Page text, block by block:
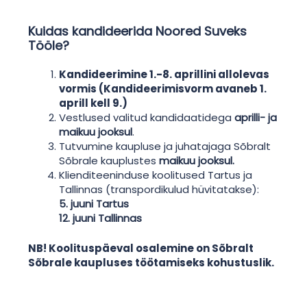
Kuidas kandideerida Noored Suveks
Tööle?
Kandideerimine 1.-8. aprillini allolevas
vormis (Kandideerimisvorm avaneb 1.
aprill kell 9.)
Vestlused valitud kandidaatidega aprilli- ja
maikuu jooksul.
Tutvumine kaupluse ja juhatajaga Sõbralt
Sõbrale kauplustesmaikuu jooksul.
Klienditeeninduse koolitused Tartus ja
Tallinnas (transpordikulud hüvitatakse):
5. juuni Tartus
12. juuni Tallinnas
NB! Koolituspäeval osalemine on Sõbralt
Sõbrale kaupluses töötamiseks kohustuslik.